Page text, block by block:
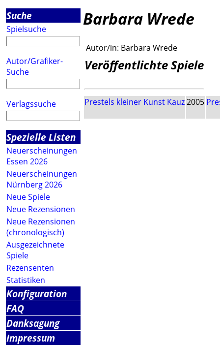
Suche
Spielsuche
Autor/Grafiker-
Suche
Verlagssuche
Spezielle Listen
Neuerscheinungen
Essen 2026
Neuerscheinungen
Nürnberg 2026
Neue Spiele
Neue Rezensionen
Neue Rezensionen
(chronologisch)
Ausgezeichnete
Spiele
Rezensenten
Statistiken
Konfiguration
FAQ
Danksagung
Impressum
Barbara Wrede
Autor/in: Barbara Wrede
Veröffentlichte Spiele
Prestels kleiner Kunst Kauz2005